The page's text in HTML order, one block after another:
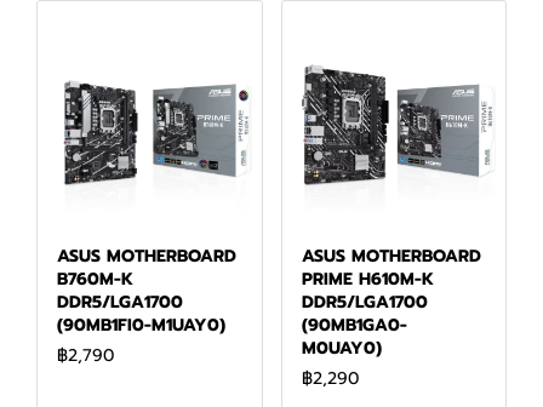
ASUS MOTHERBOARD
B760M-K
DDR5/LGA1700
(90MB1FI0-M1UAY0)
฿2,790
ASUS MOTHERBOARD
PRIME H610M-K
DDR5/LGA1700
(90MB1GA0-
M0UAY0)
฿2,290